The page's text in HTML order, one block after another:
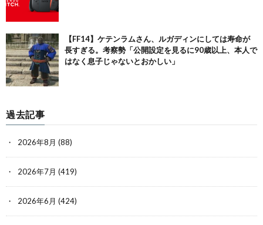
【FF14】ケテンラムさん、ルガディンにしては寿命が
長すぎる。考察勢「公開設定を見るに90歳以上、本人で
はなく息子じゃないとおかしい」
過去記事
2026年8月 (88)
2026年7月 (419)
2026年6月 (424)